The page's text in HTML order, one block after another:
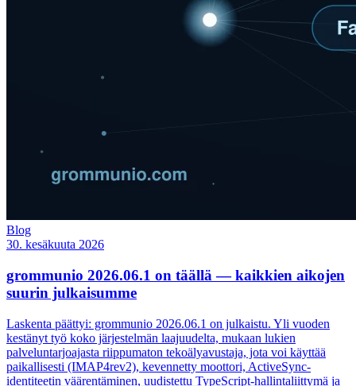
Blog
30. kesäkuuta 2026
grommunio 2026.06.1 on täällä — kaikkien aikojen
suurin julkaisumme
Laskenta päättyi: grommunio 2026.06.1 on julkaistu. Yli vuoden
kestänyt työ koko järjestelmän laajuudelta, mukaan lukien
palveluntarjoajasta riippumaton tekoälyavustaja, jota voi käyttää
paikallisesti (IMAP4rev2), kevennetty moottori, ActiveSync-
identiteetin väärentäminen, uudistettu TypeScript-hallintaliittymä ja